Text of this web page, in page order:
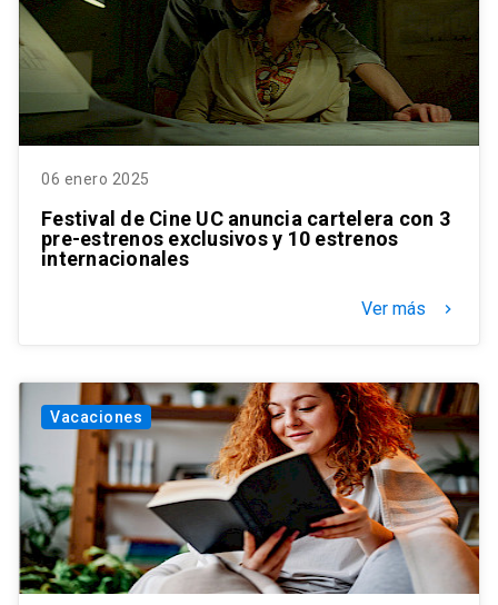
06 enero 2025
Festival de Cine UC anuncia cartelera con 3
pre-estrenos exclusivos y 10 estrenos
internacionales
Ver más keyboard_arrow_right
Vacaciones